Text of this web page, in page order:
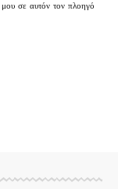
σε αυτόν τον πλοηγό